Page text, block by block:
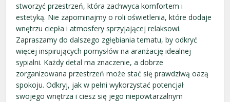
stworzyć przestrzeń, która zachwyca komfortem i
estetyką. Nie zapominajmy o roli oświetlenia, które dodaje
wnętrzu ciepła i atmosfery sprzyjającej relaksowi.
Zapraszamy do dalszego zgłębiania tematu, by odkryć
więcej inspirujących pomysłów na aranżację idealnej
sypialni. Każdy detal ma znaczenie, a dobrze
zorganizowana przestrzeń może stać się prawdziwą oazą
spokoju. Odkryj, jak w pełni wykorzystać potencjał
swojego wnętrza i ciesz się jego niepowtarzalnym